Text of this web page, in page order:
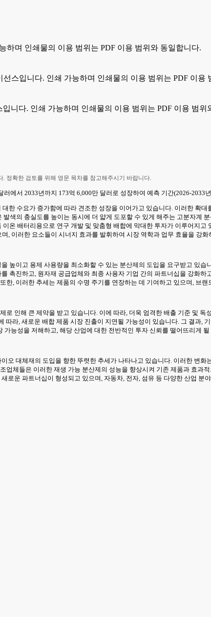
하며 인쇄물의 이용 범위는 PDF 이용 범위와 동일합니다.
스입니다. 인쇄 가능하며 인쇄물의 이용 범위는 PDF 이용
니다. 인쇄 가능하며 인쇄물의 이용 범위는 PDF 이용 범위
정확한 검토를 위해 영문 목차를 참고해주시기 바랍니다.
에서 2033년까지 173억 6,000만 달러로 성장하여 예측 기간(2026-2033
한 수요가 증가함에 따라 견조한 성장을 이어가고 있습니다. 이러한 확
색의 충실도를 높이는 동시에 더 얇게 도포할 수 있게 해주는 고분자계
온 배터리용으로 연구 개발 및 맞춤형 배합에 막대한 투자가 이루어지
, 이러한 요소들이 시너지 효과를 발휘하여 시장 역학과 업무 효율을 강화
높이고 용제 사용량을 최소화할 수 있는 분산제의 도입을 요구받고 있
촉진하고, 원자재 공급업체와 최종 사용자 기업 간의 파트너십을 강화
, 이러한 추세는 제품의 수명 주기를 연장하는 데 기여하고 있으며, 브
인해 큰 제약을 받고 있습니다. 이에 따라, 더욱 엄격한 배출 기준 및
라, 새로운 배합 제품 시장 진출이 지연될 가능성이 있습니다. 그 결과,
능성을 저해하고, 해당 산업에 대한 전반적인 투자 신뢰를 떨어뜨리게
오 대체재의 도입을 향한 뚜렷한 추세가 나타나고 있습니다. 이러한 변
체들은 이러한 재생 가능 분산제의 성능을 향상시켜 기존 제품과 효과
로운 파트너십이 형성되고 있으며, 자동차, 전자, 섬유 등 다양한 산업 분